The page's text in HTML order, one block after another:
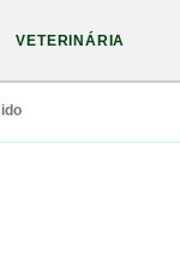
VETERINÁRIA